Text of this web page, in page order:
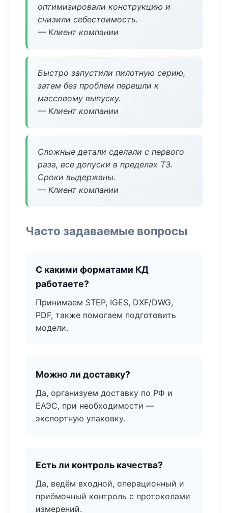
оптимизировали конструкцию и
снизили себестоимость.
— Клиент компании
Быстро запустили пилотную серию,
затем без проблем перешли к
массовому выпуску.
— Клиент компании
Сложные детали сделали с первого
раза, все допуски в пределах ТЗ.
Сроки выдержаны.
— Клиент компании
Часто задаваемые вопросы
С какими форматами КД
работаете?
Принимаем STEP, IGES, DXF/DWG,
PDF, также помогаем подготовить
модели.
Можно ли доставку?
Да, организуем доставку по РФ и
ЕАЭС, при необходимости —
экспортную упаковку.
Есть ли контроль качества?
Да, ведём входной, операционный и
приёмочный контроль с протоколами
измерений.